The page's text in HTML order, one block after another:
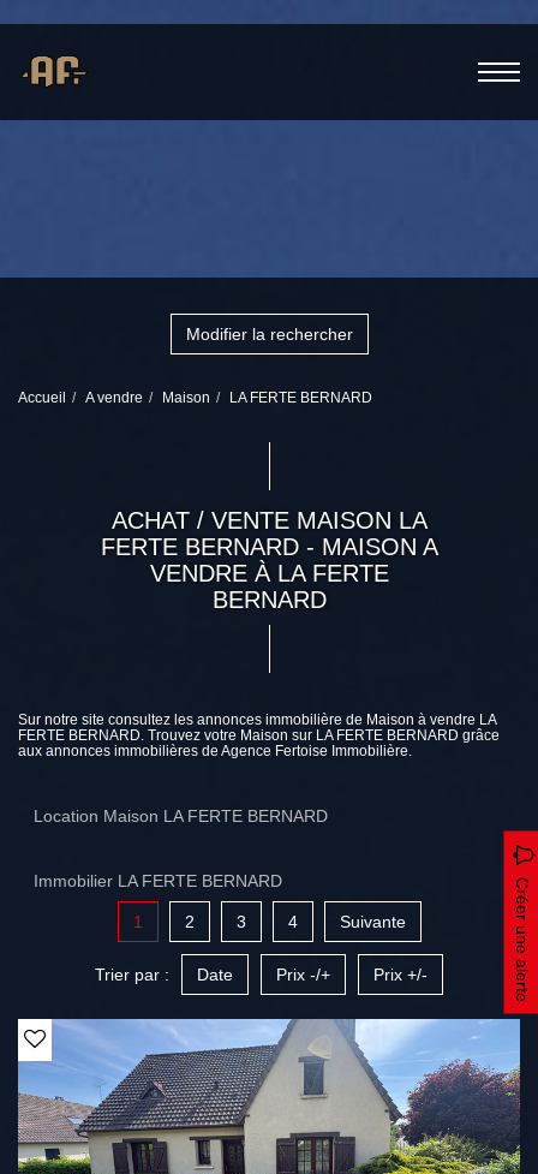
Modifier la rechercher
Accueil A vendre Maison LA FERTE BERNARD
ACHAT / VENTE MAISON LA
FERTE BERNARD - MAISON A
VENDRE À LA FERTE
BERNARD
Sur notre site consultez les annonces immobilière de Maison à vendre LA
FERTE BERNARD. Trouvez votre Maison sur LA FERTE BERNARD grâce
aux annonces immobilières de Agence Fertoise Immobilière.
Location Maison LA FERTE BERNARD
Immobilier LA FERTE BERNARD Créer une alerte
1 2 3 4 Suivante
Trier par : Date Prix -/+ Prix +/-